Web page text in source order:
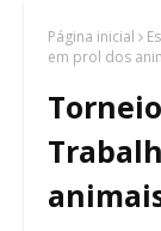
Página inicial
em prol dos